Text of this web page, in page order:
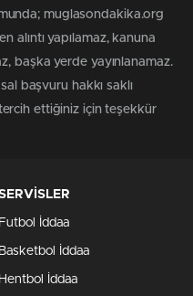
muglasondakika.org
alıntı yapılamaz, kanuna
başka yerde yayınlanamaz.
başvuru hakkı saklı
ettiğiniz için teşekkür
Futbol İddaa
Basketbol İddaa
Hentbol İddaa